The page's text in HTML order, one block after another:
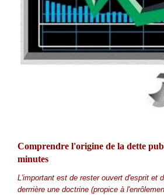
Comprendre l'origine de la dette
minutes
L'important est de rester ouvert d'esprit et
derrrière une doctrine (propice à